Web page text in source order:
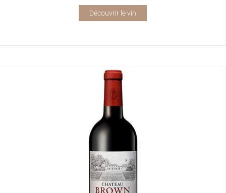
Découvrir le vin